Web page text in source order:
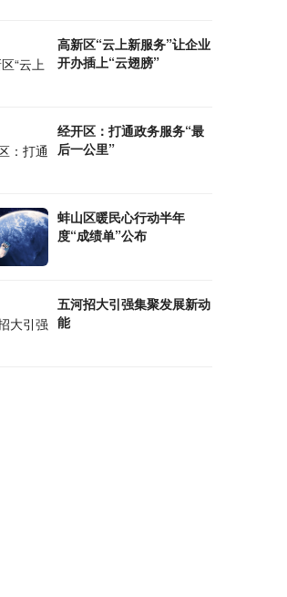
高新区“云上新服务”让企业
开办插上“云翅膀”
经开区：打通政务服务“最
后一公里”
蚌山区暖民心行动半年
度“成绩单”公布
五河招大引强集聚发展新动
能